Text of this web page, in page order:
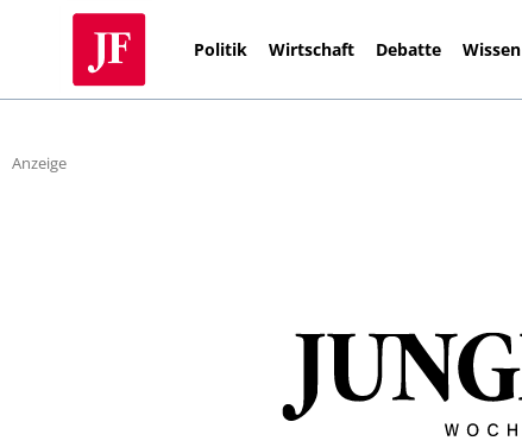
Politik Wirtschaft Debatte Wissen
Anzeige